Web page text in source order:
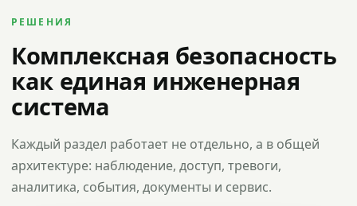
РЕШЕНИЯ
Комплексная безопасность
как единая инженерная
система
Каждый раздел работает не отдельно, а в общей
архитектуре: наблюдение, доступ, тревоги,
аналитика, события, документы и сервис.